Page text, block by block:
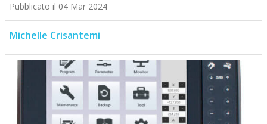
Pubblicato il 04 Mar 2024
Michelle Crisantemi